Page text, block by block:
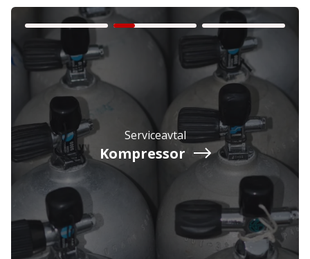
Företag Exkl. moms
Privatperson Inkl. moms
Serviceavtal
Kompressor